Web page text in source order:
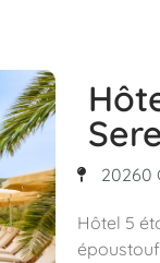
20260
Hôtel 5